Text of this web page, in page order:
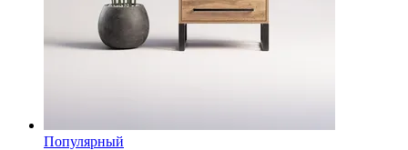
Популярный